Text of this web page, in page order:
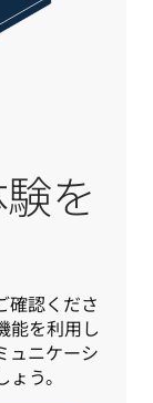
を
確認くださ
能を利用し
ュニケーシ
う。